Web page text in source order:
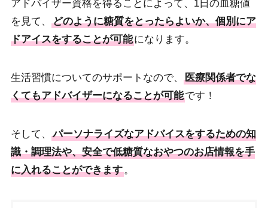
アドバイザー資格を得ることによって、1日の血糖値
を見て、
どのように糖質をとったらよいか、個別にア
ドアイスをすることが可能になります。
生活習慣についてのサポートなので、
医療関係者でな
くてもアドバイザーになることが可能です！
そして、
パーソナライズなアドバイスをするための知
識・調理法や、安全で低糖質なおやつのお店情報を手
に入れることができます。